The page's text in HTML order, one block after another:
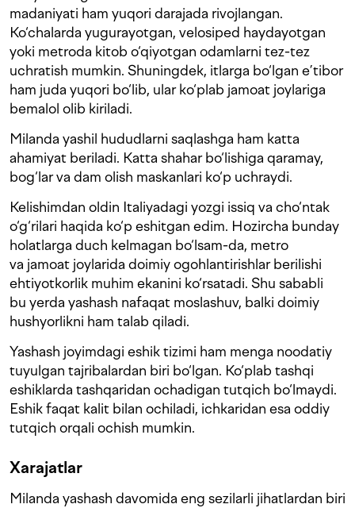
madaniyati ham yuqori darajada rivojlangan.
Ko‘chalarda yugurayotgan, velosiped haydayotgan
yoki metroda kitob o‘qiyotgan odamlarni tez-tez
uchratish mumkin. Shuningdek, itlarga bo‘lgan e’tibor
ham juda yuqori bo‘lib, ular ko‘plab jamoat joylariga
bemalol olib kiriladi.
Milanda yashil hududlarni saqlashga ham katta
ahamiyat beriladi. Katta shahar bo‘lishiga qaramay,
bog‘lar va dam olish maskanlari ko‘p uchraydi.
Kelishimdan oldin Italiyadagi yozgi issiq va cho‘ntak
o‘g‘rilari haqida ko‘p eshitgan edim. Hozircha bunday
holatlarga duch kelmagan bo‘lsam-da, metro
va jamoat joylarida doimiy ogohlantirishlar berilishi
ehtiyotkorlik muhim ekanini ko‘rsatadi. Shu sababli
bu yerda yashash nafaqat moslashuv, balki doimiy
hushyorlikni ham talab qiladi.
Yashash joyimdagi eshik tizimi ham menga noodatiy
tuyulgan tajribalardan biri bo‘lgan. Ko‘plab tashqi
eshiklarda tashqaridan ochadigan tutqich bo‘lmaydi.
Eshik faqat kalit bilan ochiladi, ichkaridan esa oddiy
tutqich orqali ochish mumkin.
Xarajatlar
Milanda yashash davomida eng sezilarli jihatlardan biri